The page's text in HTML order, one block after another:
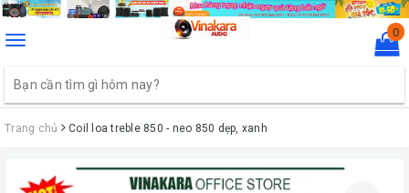
Toggle
0
Trang chủ Coil loa treble 850 - neo 850 dẹp, xanh